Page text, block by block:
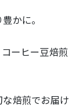
かに。
ーヒー豆焙煎
焙煎でお届け